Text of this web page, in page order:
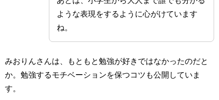
ような表現をするように心がけています
ね。
みおりんさんは、もともと勉強が好きではなかったのだと
か。勉強するモチベーションを保つコツも公開していま
す。